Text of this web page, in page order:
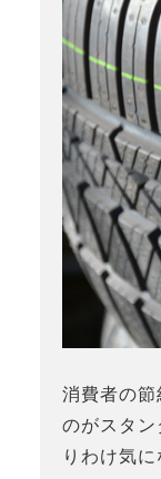
消費者の
のがスタン
りわけ気